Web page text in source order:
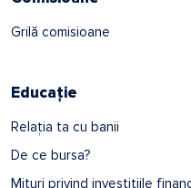
Grilă comisioane
Educație
Relația ta cu banii
De ce bursa?
Mituri privind investițiile